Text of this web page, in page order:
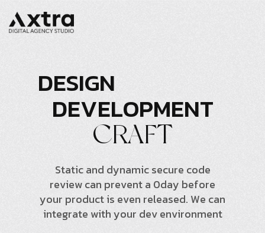
DESIGN
DEVELOPMENT
CRAFT
Static and dynamic secure code
reviewcan preventa 0day before
your productis even released. We can
integrate withyour dev environment